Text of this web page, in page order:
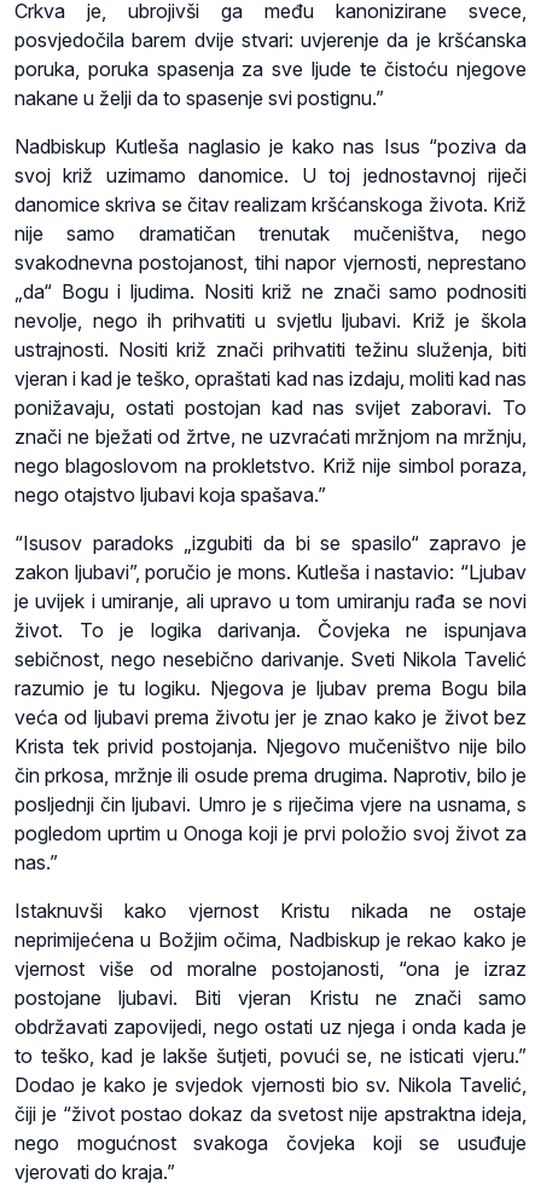
Crkva je, ubrojivši ga među kanonizirane svece,
posvjedočila barem dvije stvari: uvjerenje da je kršćanska
poruka, poruka spasenja za sve ljude te čistoću njegove
nakane u želji da to spasenje svi postignu.”
Nadbiskup Kutleša naglasio je kako nas Isus “poziva da
svoj križ uzimamo danomice. U toj jednostavnoj riječi
danomice skriva se čitav realizam kršćanskoga života. Križ
nije samo dramatičan trenutak mučeništva, nego
svakodnevna postojanost, tihi napor vjernosti, neprestano
„da“ Bogu i ljudima. Nositi križ ne znači samo podnositi
nevolje, nego ih prihvatiti u svjetlu ljubavi. Križ je škola
ustrajnosti. Nositi križ znači prihvatiti težinu služenja, biti
vjeran i kad je teško, opraštati kad nas izdaju, moliti kad nas
ponižavaju, ostati postojan kad nas svijet zaboravi. To
znači ne bježati od žrtve, ne uzvraćati mržnjom na mržnju,
nego blagoslovom na prokletstvo. Križ nije simbol poraza,
nego otajstvo ljubavi koja spašava.”
“Isusov paradoks „izgubiti da bi se spasilo“ zapravo je
zakon ljubavi”, poručio je mons. Kutleša i nastavio: “Ljubav
je uvijek i umiranje, ali upravo u tom umiranju rađa se novi
život. To je logika darivanja. Čovjeka ne ispunjava
sebičnost, nego nesebično darivanje. Sveti Nikola Tavelić
razumio je tu logiku. Njegova je ljubav prema Bogu bila
veća od ljubavi prema životu jer je znao kako je život bez
Krista tek privid postojanja. Njegovo mučeništvo nije bilo
čin prkosa, mržnje ili osude prema drugima. Naprotiv, bilo je
posljednji čin ljubavi. Umro je s riječima vjere na usnama, s
pogledom uprtim u Onoga koji je prvi položio svoj život za
nas.”
Istaknuvši kako vjernost Kristu nikada ne ostaje
neprimijećena u Božjim očima, Nadbiskup je rekao kako je
vjernost više od moralne postojanosti, “ona je izraz
postojane ljubavi. Biti vjeran Kristu ne znači samo
obdržavati zapovijedi, nego ostati uz njega i onda kada je
to teško, kad je lakše šutjeti, povući se, ne isticati vjeru.”
Dodao je kako je svjedok vjernosti bio sv. Nikola Tavelić,
čiji je “život postao dokaz da svetost nije apstraktna ideja,
nego mogućnost svakoga čovjeka koji se usuđuje
vjerovati do kraja.”